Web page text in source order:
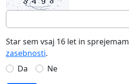
Star sem vsaj 16 let in sprejemam
zasebnosti.
Da
Ne